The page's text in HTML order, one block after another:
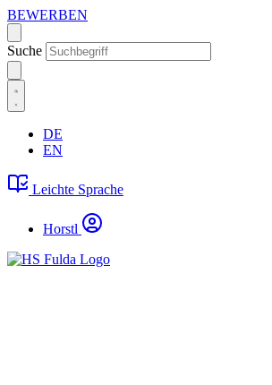
BEWERBEN
Suche
DE
EN
Leichte Sprache
Horstl